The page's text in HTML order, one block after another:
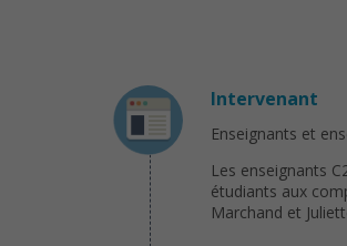
Intervenant
Enseignants et
Les enseignants
étudiants aux
Marchand et